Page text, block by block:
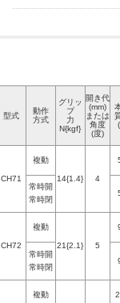
型式
動作
方式
グリッ
プ
力
N{kgf}
開き代
(mm)
または
角度
(度)
CH71
複動
14{1.4} 4
常時開
常時閉
CH72
複動
21{2.1} 5
常時開
常時閉
複動